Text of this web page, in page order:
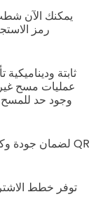
يمكنك الآن
رمز
عمليات مسح
وجود حد
توفر خطط